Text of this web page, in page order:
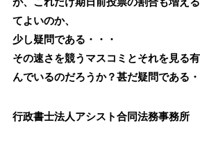
てよいのか、
少し疑問である・・・
その速さを競うマスコミとそれを見る
んでいるのだろうか？甚だ疑問である・
行政書士法人アシスト合同法務事務所